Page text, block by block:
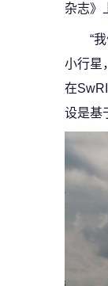
杂志》
“
小行星
在
设是基